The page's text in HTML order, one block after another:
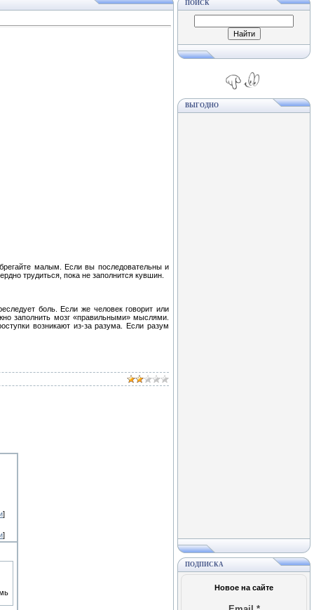
малым. Если вы последовательны и
трудиться, пока не заполнится кувшин.
боль. Если же человек говорит или
заполнить мозг «правильными» мыслями.
возникают из-за разума. Если разум
]
]
ПОИСК
ВЫГОДНО
ПОДПИСКА
Новое на сайте